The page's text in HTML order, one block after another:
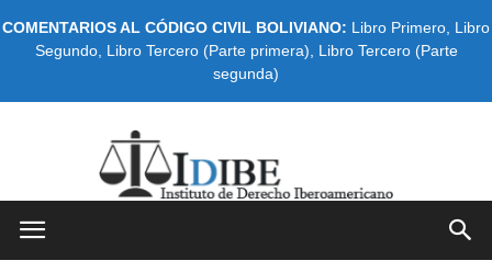
COMENTARIOS AL CÓDIGO CIVIL BOLIVIANO: Libro Primero Libro
Segundo, Libro Tercero (Parte primera)
Libro Tercero (Parte
segunda)